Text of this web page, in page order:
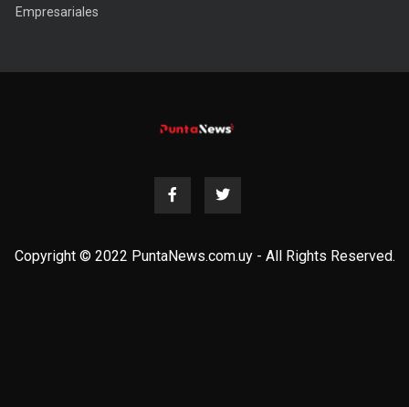
Empresariales
Copyright © 2022 PuntaNews.com.uy - All Rights Reserved.